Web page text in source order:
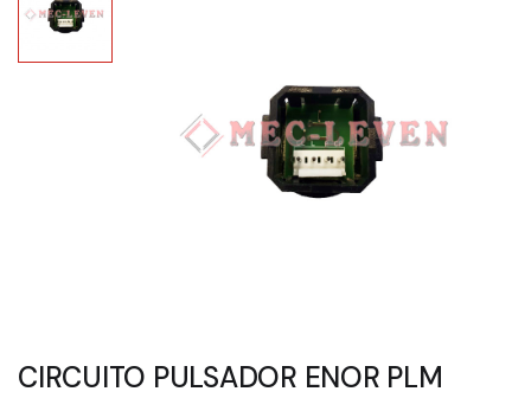
CIRCUITO PULSADOR ENOR PLM